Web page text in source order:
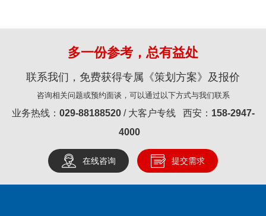
多一份参考，总有益处
联系我们，免费获得专属《策划方案》及报价
咨询相关问题或预约面谈，可以通过以下方式与我们联系
业务热线： 029-88188520/ 大客户专线 西安： 158-2947-
4000
在线咨询 提交需求